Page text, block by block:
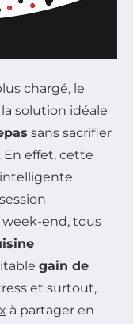
chargé, le
solution idéale
sans sacrifier
En effet, cette
intelligente
end, tous
gain de
et surtout,
à partager en